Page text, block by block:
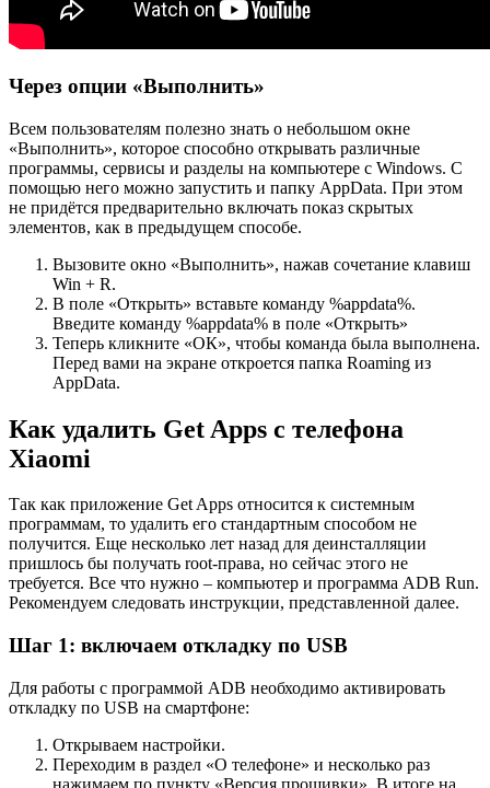
Через опции «Выполнить»
Всем пользователям полезно знать о небольшом окне
«Выполнить», которое способно открывать различные
программы, сервисы и разделы на компьютере с Windows. С
помощью него можно запустить и папку AppData. При этом
не придётся предварительно включать показ скрытых
элементов, как в предыдущем способе.
Вызовите окно «Выполнить», нажав сочетание клавиш
Win + R.
В поле «Открыть» вставьте команду %appdata%.
Введите команду %appdata% в поле «Открыть»
Теперь кликните «ОК», чтобы команда была выполнена.
Перед вами на экране откроется папка Roaming из
AppData.
Как удалить Get Apps с телефона
Xiaomi
Так как приложение Get Apps относится к системным
программам, то удалить его стандартным способом не
получится. Еще несколько лет назад для деинсталляции
пришлось бы получать root-права, но сейчас этого не
требуется. Все что нужно – компьютер и программа ADB Run.
Рекомендуем следовать инструкции, представленной далее.
Шаг 1: включаем откладку по USB
Для работы с программой ADB необходимо активировать
откладку по USB на смартфоне:
Открываем настройки.
Переходим в раздел «О телефоне» и несколько раз
нажимаем по пункту «Версия прошивки». В итоге на